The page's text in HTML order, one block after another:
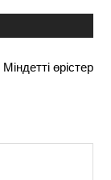
Міндетті өрістер